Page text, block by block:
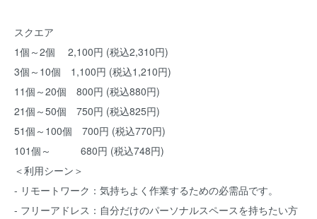
スクエア
1個～2個 2,100円 (税込2,310円)
3個～10個 1,100円 (税込1,210円)
11個～20個 800円 (税込880円)
21個～50個 750円 (税込825円)
51個～100個 700円 (税込770円)
101個～ 680円 (税込748円)
＜利用シーン＞
- リモートワーク：気持ちよく作業するための必需品です。
- フリーアドレス：自分だけのパーソナルスペースを持ちたい方